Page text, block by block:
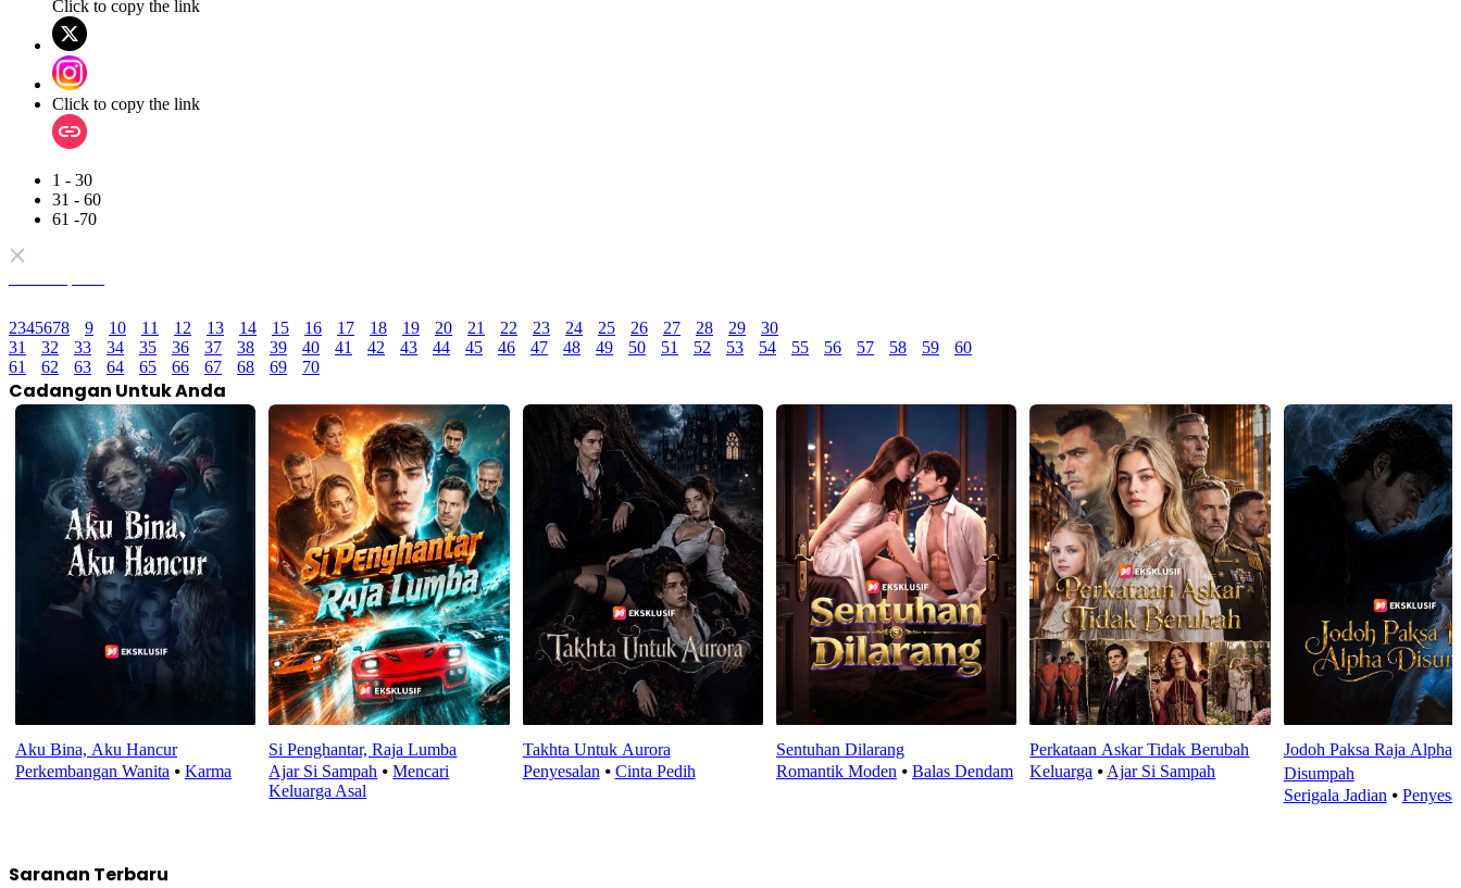
Click to copy the link
Click to copy the link
1 - 30
31 - 60
61 -70
2345678 9 10 11 12 13 14 15 16 17 18 19 20 21 22 23 24 25 26 27 28 29
30
31
32 33 34 35 36 37 38 39 40 41 42 43 44 45 46 47 48 49 50 51 52 53 54 55 56 57 58 59
60
61
62 63 64 65 66 67 68 69 70
Cadangan Untuk Anda
Aku Bina, Aku Hancur
Perkembangan Wanita ⦁ Karma
Si Penghantar, Raja Lumba
Ajar Si Sampah ⦁Mencari
Keluarga Asal
Takhta Untuk Aurora
Penyesalan ⦁ Cinta Pedih
Sentuhan Dilarang
Romantik Moden ⦁ Balas Dendam
Perkataan Askar Tidak Berubah
Keluarga ⦁ Ajar Si Sampah
Jodoh Paksa Raja Alpha
Disumpah
Serigala Jadian ⦁
Saranan Terbaru